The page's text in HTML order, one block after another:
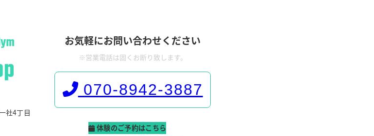
社4丁目
お気軽にお問い合わせください
※営業電話は固くお断り致します。
070-8942-3887
体験のご予約はこちら